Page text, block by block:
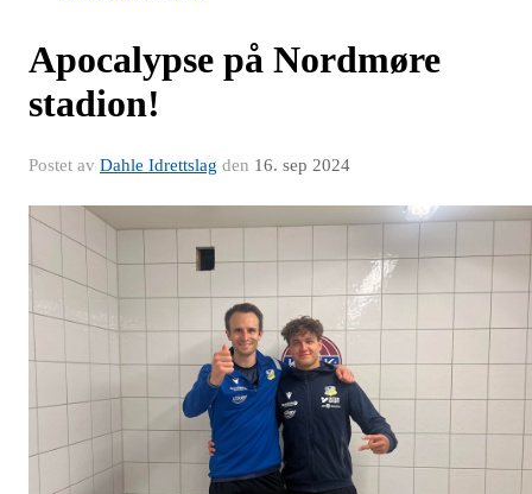
Apocalypse på Nordmøre
stadion!
Postet av Dahle Idrettslag den 16. sep 2024